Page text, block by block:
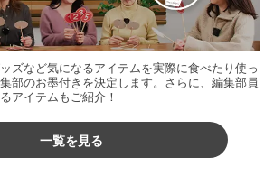
ズなど気になるアイテムを実際に食べたり使っ
部のお墨付きを決定します。さらに、編集部員
アイテムもご紹介！
一覧を見る